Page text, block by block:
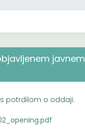
javnem
potrdilom o oddaji: